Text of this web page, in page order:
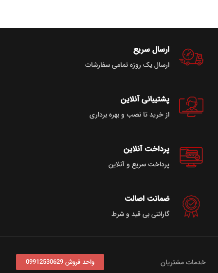
ارسال سریع
ارسال یک روزه تمامی سفارشات
پشتیبانی آنلاین
از خرید تا نصب و بهره برداری
پرداخت آنلاین
پرداخت سریع و آنلاین
ضمانت اصالت
گارانتی بی قید و شرط
خدمات مشتریان
واحد فروش 09912530629